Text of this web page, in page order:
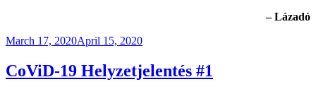
– Lázadó
Posted
March 17, 2020April 15, 2020
CoViD-19 Helyzetjelentés #1